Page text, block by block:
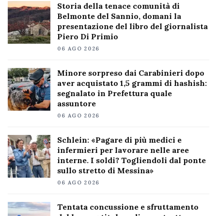
Storia della tenace comunità di
Belmonte del Sannio, domani la
presentazione del libro del giornalista
Piero Di Primio
06 AGO 2026
Minore sorpreso dai Carabinieri dopo
aver acquistato 1,5 grammi di hashish:
segnalato in Prefettura quale
assuntore
06 AGO 2026
Schlein: «Pagare di più medici e
infermieri per lavorare nelle aree
interne. I soldi? Togliendoli dal ponte
sullo stretto di Messina»
06 AGO 2026
Tentata concussione e sfruttamento